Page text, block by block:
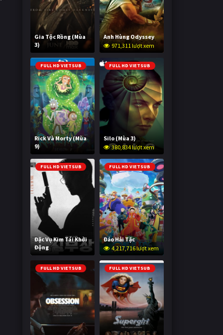
Gia Tộc Rồng (Mùa
3)
2,037,293 lượt xem
Anh Hùng Odyssey
971,311 lượt xem
FULL HD VIETSUB
Rick Và Morty (Mùa
9)
3,005,430 lượt xem
FULL HD VIETSUB
Silo (Mùa 3)
380,834 lượt xem
FULL HD VIETSUB
Đặc Vụ Kim Tái Khởi
Động
604,360 lượt xem
FULL HD VIETSUB
Đảo Hải Tặc
4,217,716 lượt xem
FULL HD VIETSUB FULL HD VIETSUB